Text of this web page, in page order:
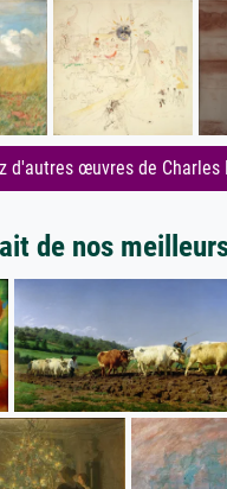
d'autres œuvres de Charles
de nos